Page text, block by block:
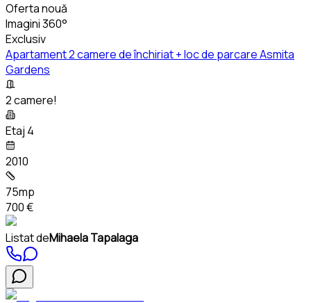
Oferta nouă
Imagini 360°
Exclusiv
Apartament 2 camere de închiriat + loc de parcare Asmita
Gardens
2 camere!
Etaj 4
2010
75mp
700 €
Listat deMihaela Tapalaga